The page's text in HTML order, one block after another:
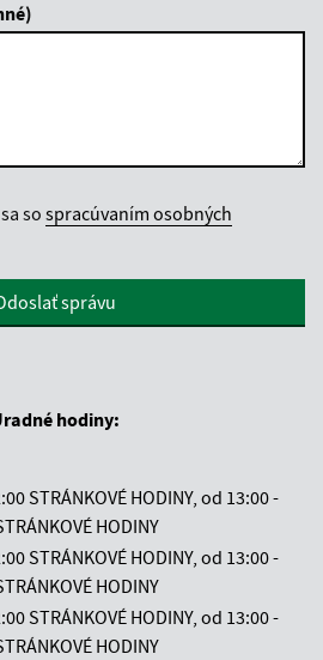
so spracúvaním osobných
správu
hodiny:
STRÁNKOVÉ HODINY, od 13:00 -
HODINY
STRÁNKOVÉ HODINY, od 13:00 -
HODINY
STRÁNKOVÉ HODINY, od 13:00 -
HODINY